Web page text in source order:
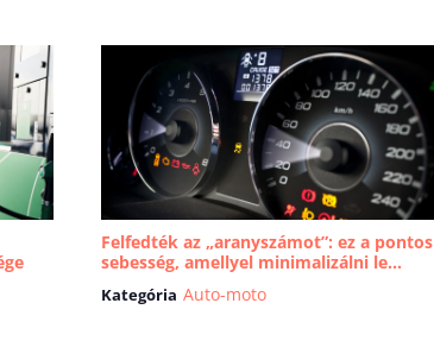
Felfedték az „aranyszámot”: ez a pontos
sebesség, amellyel minimalizálni le...
Kategória Auto-moto